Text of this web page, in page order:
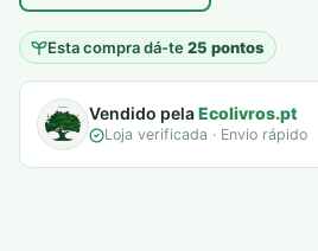
Esta compra dá-te25 pontos
Vendido pelaEcolivros.pt
Loja verificada · Envio rápido